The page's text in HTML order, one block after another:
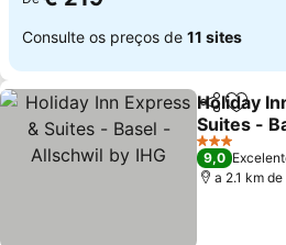
Consulte os preços de 11 sites
Partilhar
Holiday
Suites -
by IHG
3 Estrelas
9,0
a 2.1 km